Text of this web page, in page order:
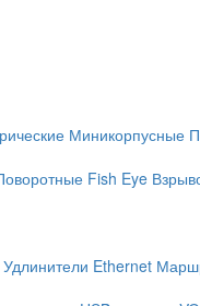
Миникорпусные
Fish Eye
Удлинители Ethernet